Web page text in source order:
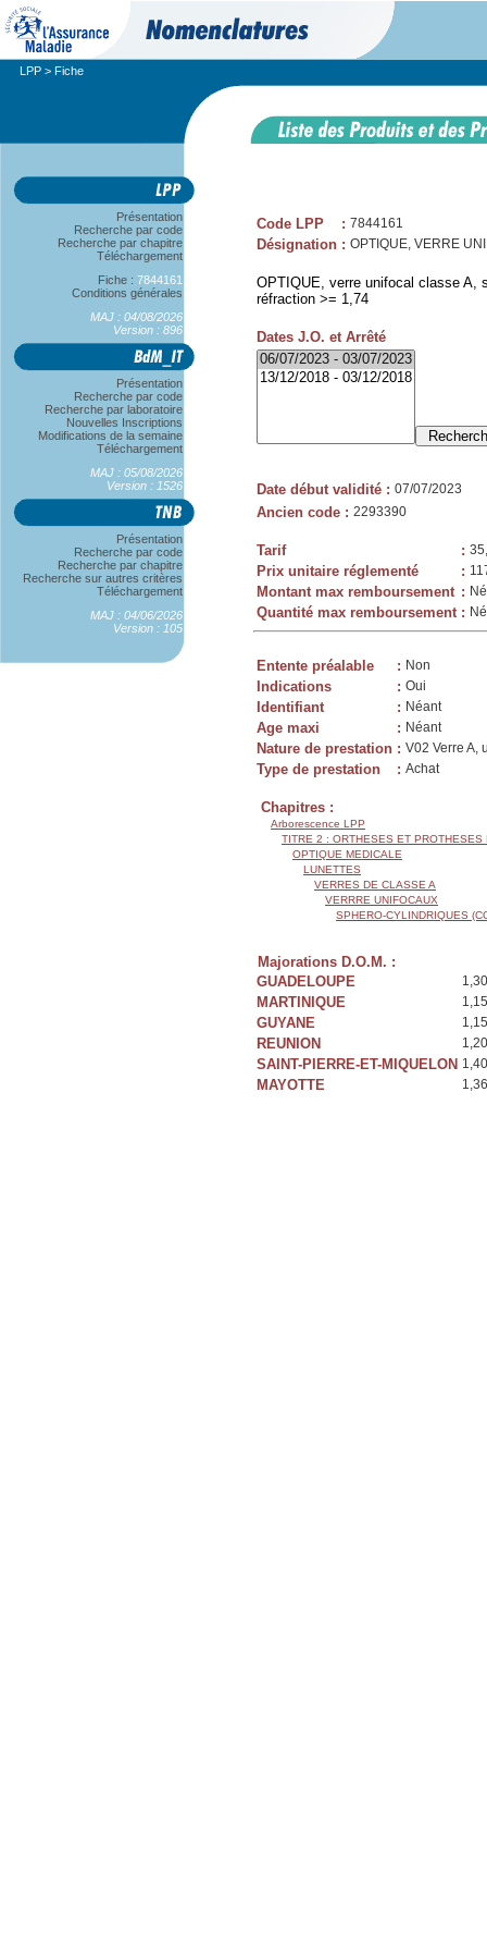
LPP > Fiche
Présentation
Recherche par code
Recherche par chapitre
Téléchargement
Fiche : 7844161
Conditions générales
MAJ : 04/08/2026
Version : 896
Présentation
Recherche par code
Recherche par laboratoire
Nouvelles Inscriptions
Modifications de la semaine
Téléchargement
MAJ : 05/08/2026
Version : 1526
Présentation
Recherche par code
Recherche par chapitre
Recherche sur autres critères
Téléchargement
MAJ : 04/06/2026
Version : 105
Code LPP : 7844161
Désignation : OPTIQUE, VERRE
OPTIQUE, verre unifocal classe A,
réfraction >= 1,74
Dates J.O. et Arrêté
Date début validité : 07/07/2023
Ancien code : 2293390
Tarif :
Prix unitaire réglementé :
Montant max remboursement :
Quantité max remboursement :
Entente préalable : Non
Indications : Oui
Identifiant : Néant
Age maxi : Néant
Nature de prestation : V02 Verre A,
Type de prestation : Achat
Chapitres :
Arborescence LPP
TITRE 2 : ORTHESES ET PROTHESES
OPTIQUE MEDICALE
LUNETTES
VERRES DE CLASSE A
VERRRE UNIFOCAUX
SPHERO-CYLINDRIQUES
Majorations D.O.M. :
GUADELOUPE
MARTINIQUE
GUYANE
REUNION
SAINT-PIERRE-ET-MIQUELON
MAYOTTE